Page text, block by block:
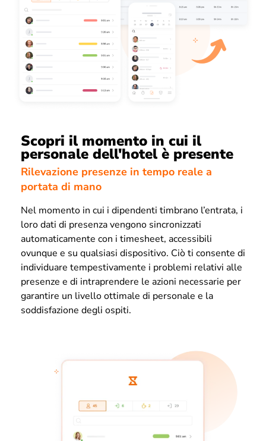
Scopri il momento in cui il
personale dell'hotel è presente
Rilevazione presenze in tempo reale a
portata di mano
Nel momento in cui i dipendenti timbrano l’entrata, i
loro dati di presenza vengono sincronizzati
automaticamente con i timesheet, accessibili
ovunque e su qualsiasi dispositivo. Ciò ti consente di
individuare tempestivamente i problemi relativi alle
presenze e di intraprendere le azioni necessarie per
garantire un livello ottimale di personale e la
soddisfazione degli ospiti.